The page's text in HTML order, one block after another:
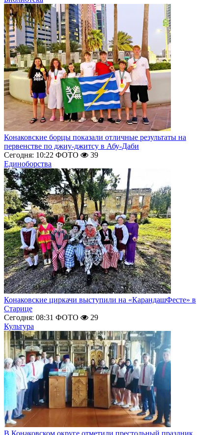
Конаковские борцы показали отличные результаты на
первенстве по джиу-джитсу в Абу-Даби
Сегодня: 10:22 ФОТО
39
Единоборства
Конаковские циркачи выступили на «КарандашФесте» в
Старице
Сегодня: 08:31 ФОТО
29
Культура
В Конаковском округе отметили престольный праздник